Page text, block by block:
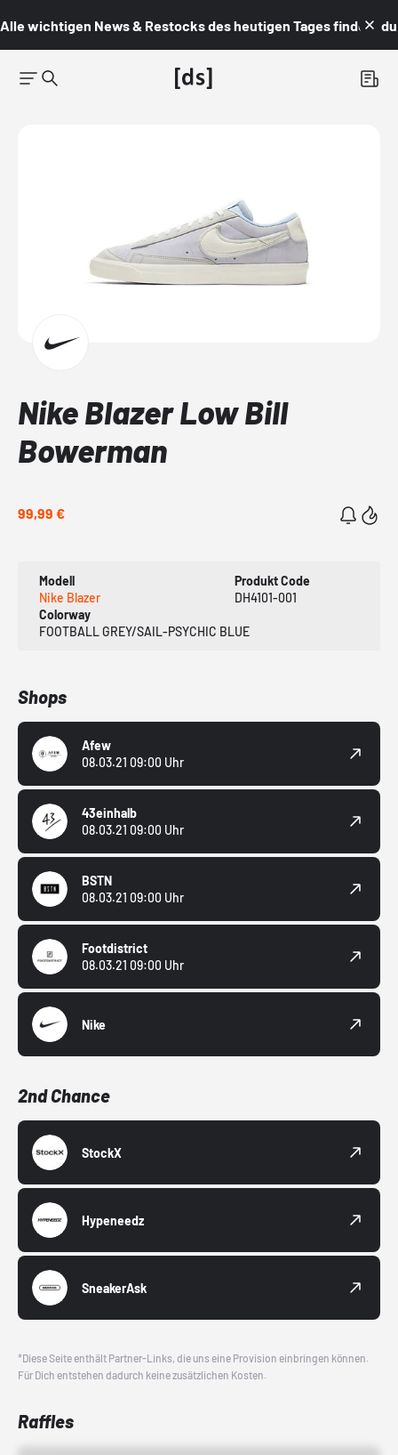
Alle wichtigen News & Restocks des heutigen Tages findest du
Nike Blazer Low Bill
Bowerman
99,99 €
Modell
Nike Blazer
Produkt Code
DH4101-001
Colorway
FOOTBALL GREY/SAIL-PSYCHIC BLUE
Shops
Afew
08.03.21 09:00 Uhr
43einhalb
08.03.21 09:00 Uhr
BSTN
08.03.21 09:00 Uhr
Footdistrict
08.03.21 09:00 Uhr
Nike
2nd Chance
StockX
Hypeneedz
SneakerAsk
*Diese Seite enthält Partner-Links, die uns eine Provision einbringen können.
Für Dich entstehen dadurch keine zusätzlichen Kosten.
Raffles